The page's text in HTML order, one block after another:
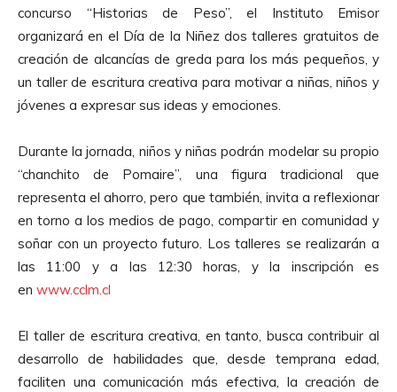
concurso “Historias de Peso”, el Instituto Emisor
organizará en el Día de la Niñez dos talleres gratuitos de
creación de alcancías de greda para los más pequeños, y
un taller de escritura creativa para motivar a niñas, niños y
jóvenes a expresar sus ideas y emociones.
Durante la jornada, niños y niñas podrán modelar su propio
“chanchito de Pomaire”, una figura tradicional que
representa el ahorro, pero que también, invita a reflexionar
en torno a los medios de pago, compartir en comunidad y
soñar con un proyecto futuro. Los talleres se realizarán a
las 11:00 y a las 12:30 horas, y la inscripción es
en www.cclm.cl
El taller de escritura creativa, en tanto, busca contribuir al
desarrollo de habilidades que, desde temprana edad,
faciliten una comunicación más efectiva, la creación de